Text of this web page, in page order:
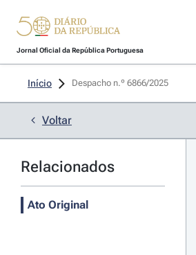
Jornal Oficial da República Portuguesa
Início Despacho n.º 6866/2025
Voltar
Relacionados
Ato Original